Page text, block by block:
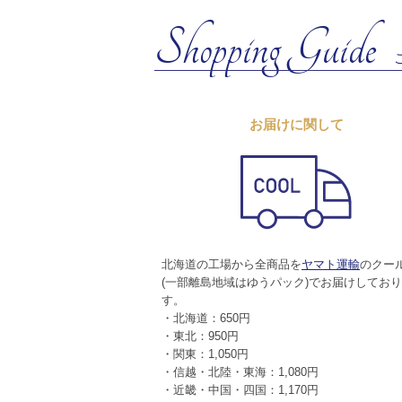
Shopping Guide
お届けに関して
北海道の工場から全商品をヤマト運輸のクー
(一部離島地域はゆうパック)でお届けしてお
す。
・北海道：650円
・東北：950円
・関東：1,050円
・信越・北陸・東海：1,080円
・近畿・中国・四国：1,170円